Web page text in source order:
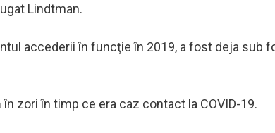
Lindtman.
accederii în funcţie în 2019, a fost deja sub
zori în timp ce era caz contact la COVID-19.